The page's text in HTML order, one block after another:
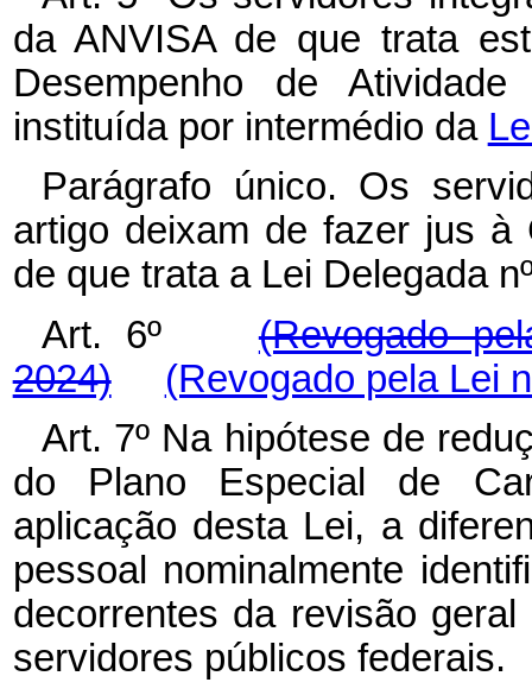
da ANVISA de que trata
Desempenho de
instituída por intermédio da
Parágrafo único. Os
artigo deixam de fazer jus à
de que trata a Lei Delegada
Art. 6º
(Revogado
2024)
(Revogado pela Lei
Art. 7º Na hipótese de
do Plano Especial de
aplicação desta Lei, a
pessoal nominalmente
decorrentes da revisão
servidores públicos federais.